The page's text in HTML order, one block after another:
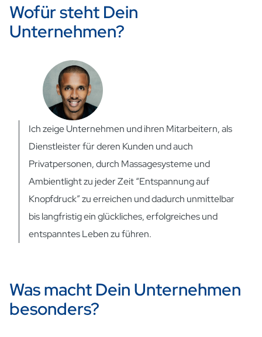
Wofür steht Dein
Unternehmen?
Ich zeige Unternehmen und ihren Mitarbeitern, als
Dienstleister für deren Kunden und auch
Privatpersonen, durch Massagesysteme und
Ambientlight zu jeder Zeit “Entspannung auf
Knopfdruck” zu erreichen und dadurch unmittelbar
bis langfristig ein glückliches, erfolgreiches und
entspanntes Leben zu führen.
Was macht Dein Unternehmen
besonders?